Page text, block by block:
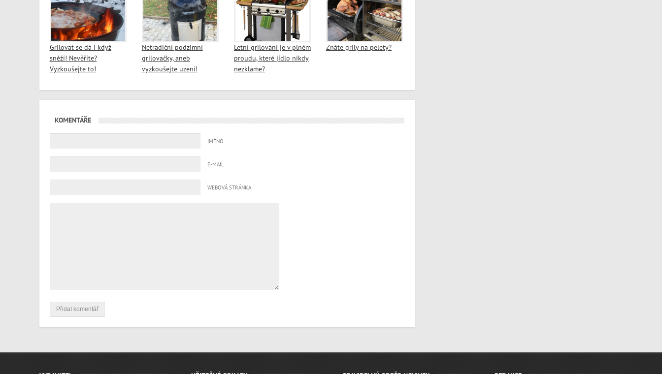
Grilovat se dá i když
sněží! Nevěříte?
Vyzkoušejte to!
Netradiční podzimní
grilovačky, aneb
vyzkoušejte uzení!
Letní grilování je v plném
proudu, které jídlo nikdy
nezklame?
Znáte grily na pelety?
KOMENTÁŘE
JMÉNO
E-MAIL
WEBOVÁ STRÁNKA